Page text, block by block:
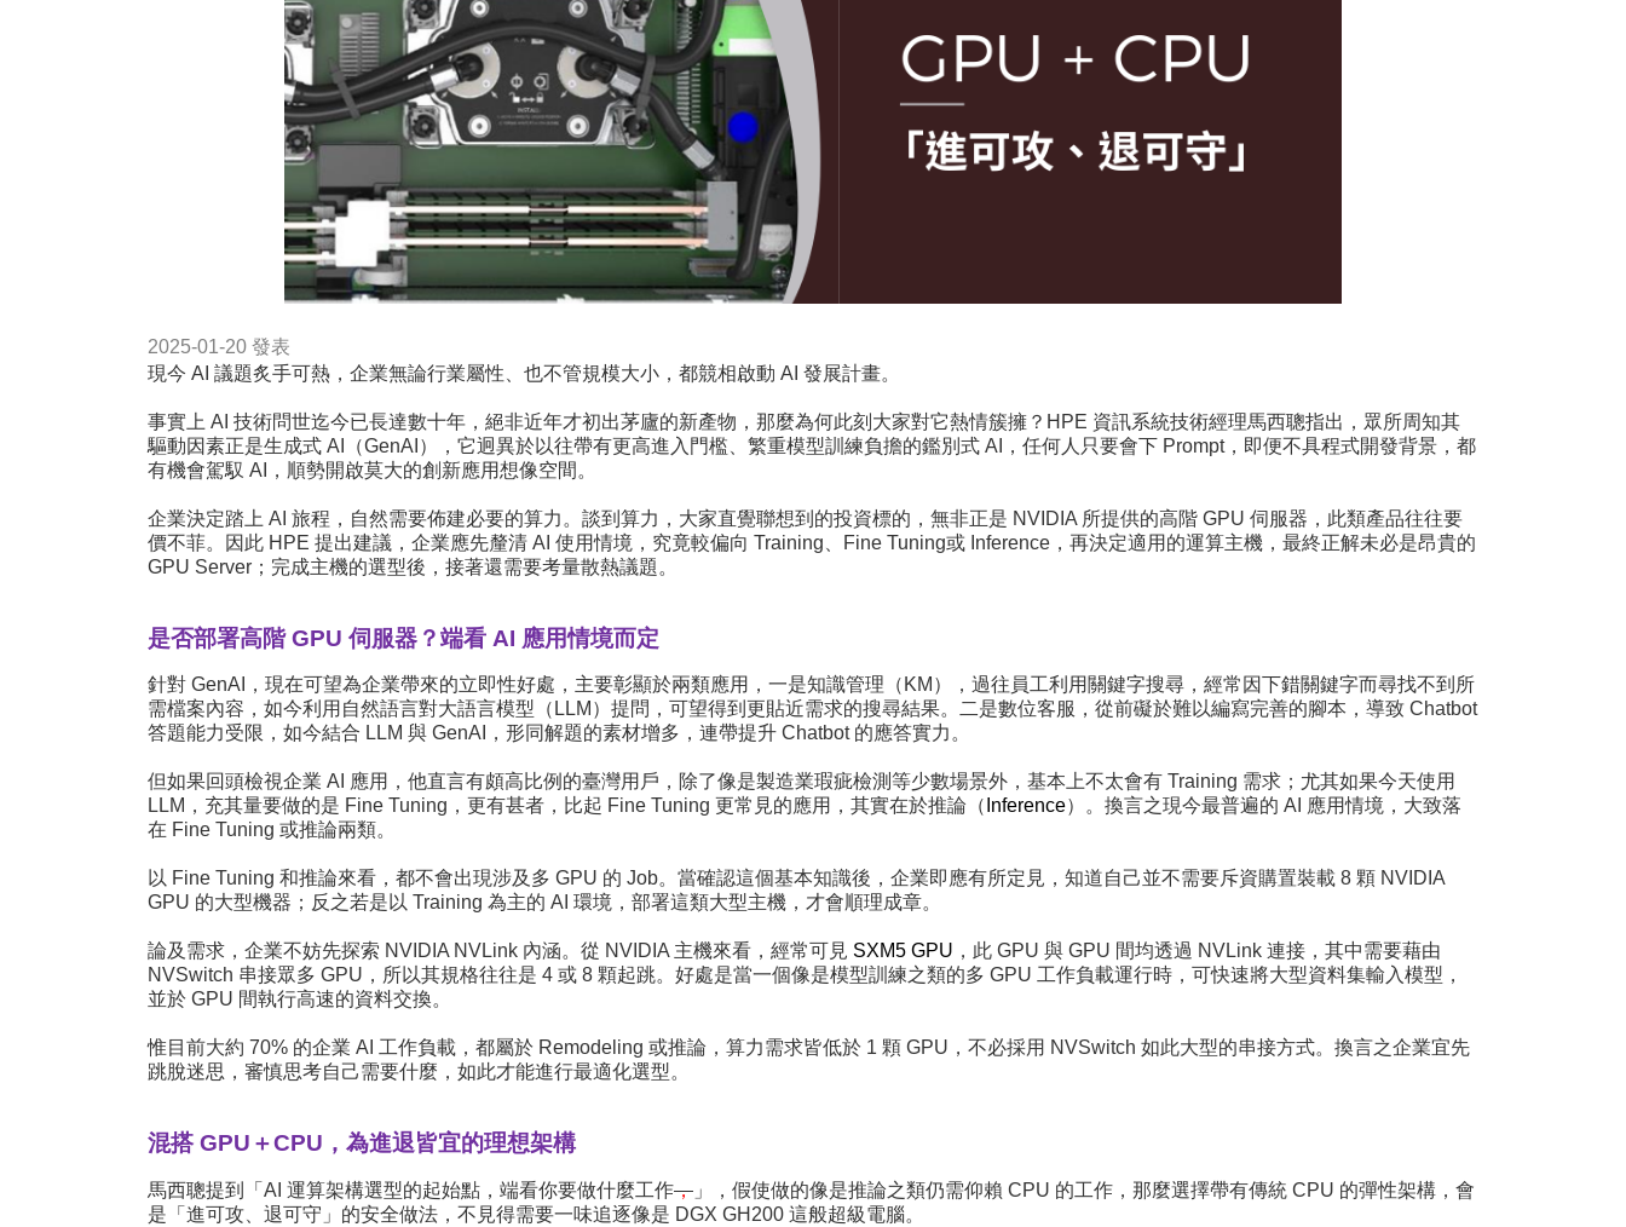
2025-01-20 發表
現今 AI 議題炙手可熱，企業無論行業屬性、也不管規模大小，都競相啟動 AI 發展計畫。
事實上 AI 技術問世迄今已長達數十年，絕非近年才初出茅廬的新產物，那麼為何此刻大家對它熱情簇擁？HPE 資訊系統技術經理馬西聰指出，眾所周知其
驅動因素正是生成式 AI（GenAI），它迥異於以往帶有更高進入門檻、繁重模型訓練負擔的鑑別式 AI，任何人只要會下 Prompt，即便不具程式開發背景，都
有機會駕馭 AI，順勢開啟莫大的創新應用想像空間。
企業決定踏上 AI 旅程，自然需要佈建必要的算力。談到算力，大家直覺聯想到的投資標的，無非正是 NVIDIA 所提供的高階 GPU 伺服器，此類產品往往要
價不菲。因此 HPE 提出建議，企業應先釐清 AI 使用情境，究竟較偏向 Training、Fine Tuning或 Inference，再決定適用的運算主機，最終正解未必是昂貴的
GPU Server；完成主機的選型後，接著還需要考量散熱議題。
是否部署高階 GPU 伺服器？端看 AI 應用情境而定
針對 GenAI，現在可望為企業帶來的立即性好處，主要彰顯於兩類應用，一是知識管理（KM），過往員工利用關鍵字搜尋，經常因下錯關鍵字而尋找不到所
需檔案內容，如今利用自然語言對大語言模型（LLM）提問，可望得到更貼近需求的搜尋結果。二是數位客服，從前礙於難以編寫完善的腳本，導致 Chatbot
答題能力受限，如今結合 LLM 與 GenAI，形同解題的素材增多，連帶提升 Chatbot 的應答實力。
但如果回頭檢視企業 AI 應用，他直言有頗高比例的臺灣用戶，除了像是製造業瑕疵檢測等少數場景外，基本上不太會有 Training 需求；尤其如果今天使用
LLM，充其量要做的是 Fine Tuning，更有甚者，比起 Fine Tuning 更常見的應用，其實在於推論（ Inference）。換言之現今最普遍的 AI 應用情境，大致落
在 Fine Tuning 或推論兩類。
以 Fine Tuning 和推論來看，都不會出現涉及多 GPU 的 Job。當確認這個基本知識後，企業即應有所定見，知道自己並不需要斥資購置裝載 8 顆 NVIDIA
GPU 的大型機器；反之若是以 Training 為主的 AI 環境，部署這類大型主機，才會順理成章。
論及需求，企業不妨先探索 NVIDIA NVLink 內涵。從 NVIDIA 主機來看，經常可見 SXM5 GPU ，此 GPU 與 GPU 間均透過 NVLink 連接，其中需要藉由
NVSwitch 串接眾多 GPU，所以其規格往往是 4 或 8 顆起跳。好處是當一個像是模型訓練之類的多 GPU 工作負載運行時，可快速將大型資料集輸入模型，
並於 GPU 間執行高速的資料交換。
惟目前大約 70% 的企業 AI 工作負載，都屬於 Remodeling 或推論，算力需求皆低於 1 顆 GPU，不必採用 NVSwitch 如此大型的串接方式。換言之企業宜先
跳脫迷思，審慎思考自己需要什麼，如此才能進行最適化選型。
混搭 GPU＋CPU，為進退皆宜的理想架構
馬西聰提到「AI 運算架構選型的起始點，端看你要做什麼工作， 」，假使做的像是推論之類仍需仰賴 CPU 的工作，那麼選擇帶有傳統 CPU 的彈性架構，會
是「進可攻、退可守」的安全做法，不見得需要一味追逐像是 DGX GH200 這般超級電腦。